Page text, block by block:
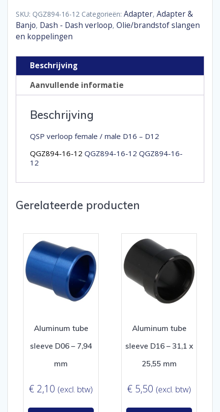
D16
-
D12
aantal
SKU: QGZ894-16-12 Categorieën: Adapter, Adapter &
Banjo, Dash - Dash verloop, Olie/brandstof slangen
en koppelingen
Beschrijving
Aanvullende informatie
Beschrijving
QSP verloop female / male D16 – D12
QGZ894-16-12 QGZ894-16-12 QGZ894-16-
12
Gerelateerde producten
Aluminum tube
sleeve D06 – 7,94
mm
€ 2,10 (excl. btw)
Aluminum tube
sleeve D16 – 31,1 x
25,55 mm
€ 5,50 (excl. btw)